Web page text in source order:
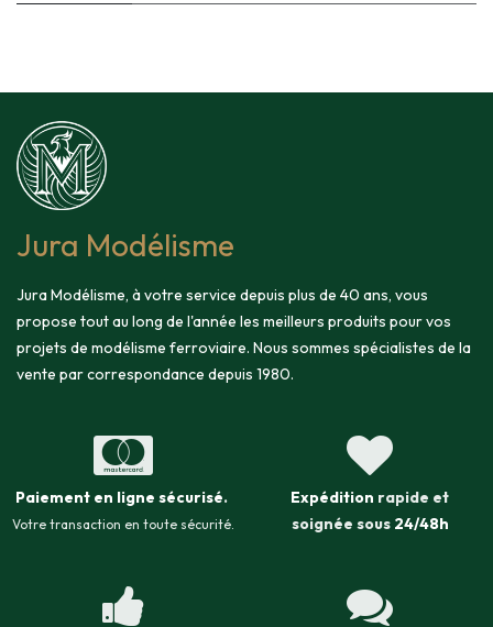
Jura Modélisme
Jura Modélisme, à votre service depuis plus de 40 ans, vous
propose tout au long de l'année les meilleurs produits pour vos
projets de modélisme ferroviaire. Nous sommes spécialistes de la
vente par correspondance depuis 1980.
Paiement en ligne sécurisé.
Votre transaction en toute sécurité.
Expédition rapide et
soignée sous 24/48h